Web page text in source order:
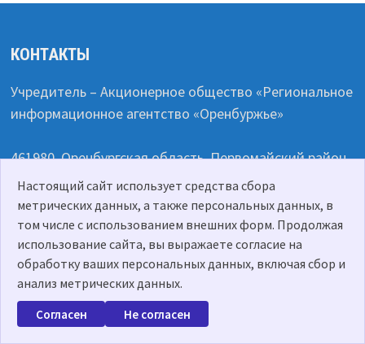
КОНТАКТЫ
Учредитель – Акционерное общество «Региональное
информационное агентство «Оренбуржье»
461980, Оренбургская область, Первомайский район,
посёлок Первомайский, улица Школьная, дом 3.
Телефоны: (835348) 4-15-59, (835348) 4-16-35
E-mail: prichaganie@yandex.ru
Сетевое издание PRICHAGANIE.RU
Зарегистрировано Федеральной службой по надзору
Настоящий сайт использует средства сбора
метрических данных, а также персональных данных, в
том числе с использованием внешних форм. Продолжая
использование сайта, вы выражаете согласие на
обработку ваших персональных данных, включая сбор и
анализ метрических данных.
Согласен Не согласен